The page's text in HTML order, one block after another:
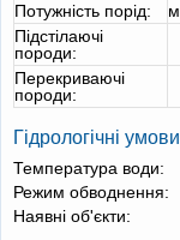
Потужність порід:
м.
Підстілаючі
породи:
Перекриваючі
породи:
Гідрологічні умови
Температура води:
Режим обводнення:
Наявні об'єкти: